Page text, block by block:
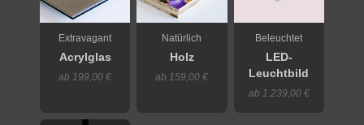
Extravagant
Acrylglas
ab 199,00 €
Natürlich
Holz
ab 159,00 €
Beleuchtet
LED-
Leuchtbild
ab 1.239,00 €